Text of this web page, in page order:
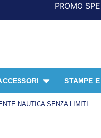
PROMO SPECIALE
STAMPE
NAUTICA SENZA LIMITI